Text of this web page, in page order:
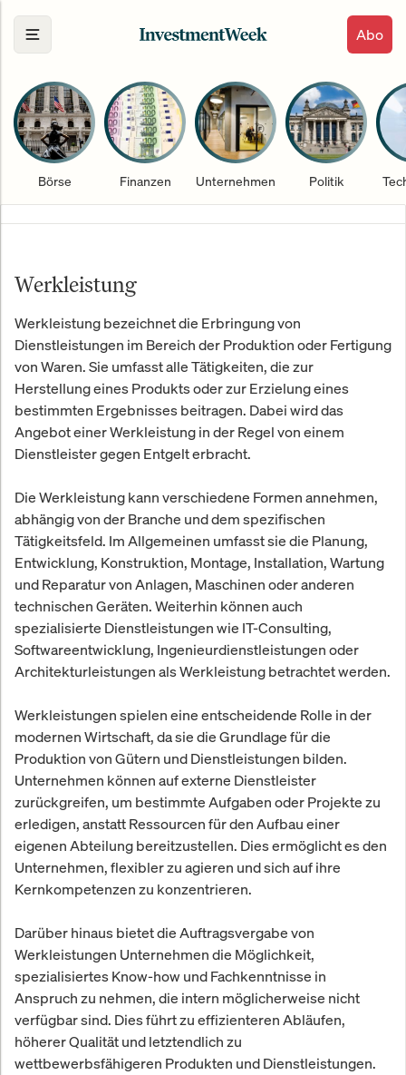
Abo
Börse Finanzen Unternehmen Politik
Werkleistung
Werkleistung bezeichnet die Erbringung von
Dienstleistungen im Bereich der Produktion oder Fertigung
von Waren. Sie umfasst alle Tätigkeiten, die zur
Herstellung eines Produkts oder zur Erzielung eines
bestimmten Ergebnisses beitragen. Dabei wird das
Angebot einer Werkleistung in der Regel von einem
Dienstleister gegen Entgelt erbracht.
Die Werkleistung kann verschiedene Formen annehmen,
abhängig von der Branche und dem spezifischen
Tätigkeitsfeld. Im Allgemeinen umfasst sie die Planung,
Entwicklung, Konstruktion, Montage, Installation, Wartung
und Reparatur von Anlagen, Maschinen oder anderen
technischen Geräten. Weiterhin können auch
spezialisierte Dienstleistungen wie IT-Consulting,
Softwareentwicklung, Ingenieurdienstleistungen oder
Architekturleistungen als Werkleistung betrachtet werden.
Werkleistungen spielen eine entscheidende Rolle in der
modernen Wirtschaft, da sie die Grundlage für die
Produktion von Gütern und Dienstleistungen bilden.
Unternehmen können auf externe Dienstleister
zurückgreifen, um bestimmte Aufgaben oder Projekte zu
erledigen, anstatt Ressourcen für den Aufbau einer
eigenen Abteilung bereitzustellen. Dies ermöglicht es den
Unternehmen, flexibler zu agieren und sich auf ihre
Kernkompetenzen zu konzentrieren.
Darüber hinaus bietet die Auftragsvergabe von
Werkleistungen Unternehmen die Möglichkeit,
spezialisiertes Know-how und Fachkenntnisse in
Anspruch zu nehmen, die intern möglicherweise nicht
verfügbar sind. Dies führt zu effizienteren Abläufen,
höherer Qualität und letztendlich zu
wettbewerbsfähigeren Produkten und Dienstleistungen.